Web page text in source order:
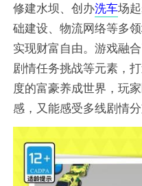
修建水坝、创办洗车场
础建设、物流网络等多
实现财富自由。游戏融
剧情任务挑战等元素，
度的富豪养成世界，玩
感，又能感受多线剧情